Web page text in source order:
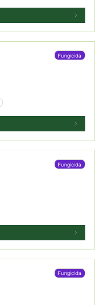
Fungicida
Fungicida
Fungicida